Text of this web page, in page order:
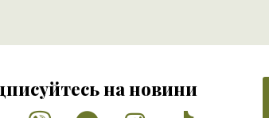
на новини